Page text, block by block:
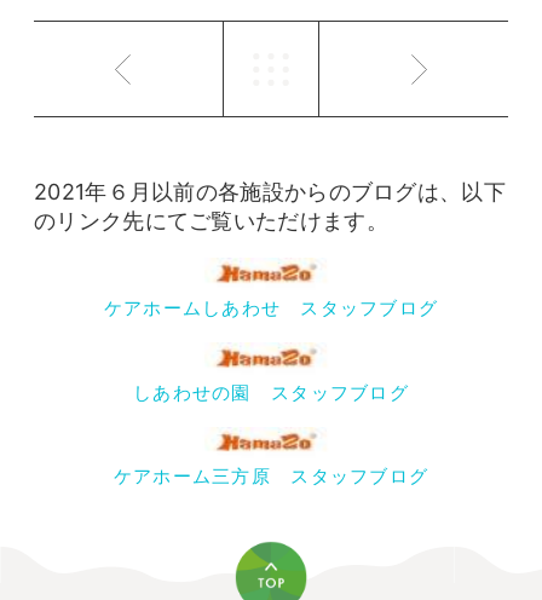
2021年６月以前の各施設からのブログは、以下
のリンク先にてご覧いただけます。
ケアホームしあわせ スタッフブログ
しあわせの園 スタッフブログ
ケアホーム三方原 スタッフブログ